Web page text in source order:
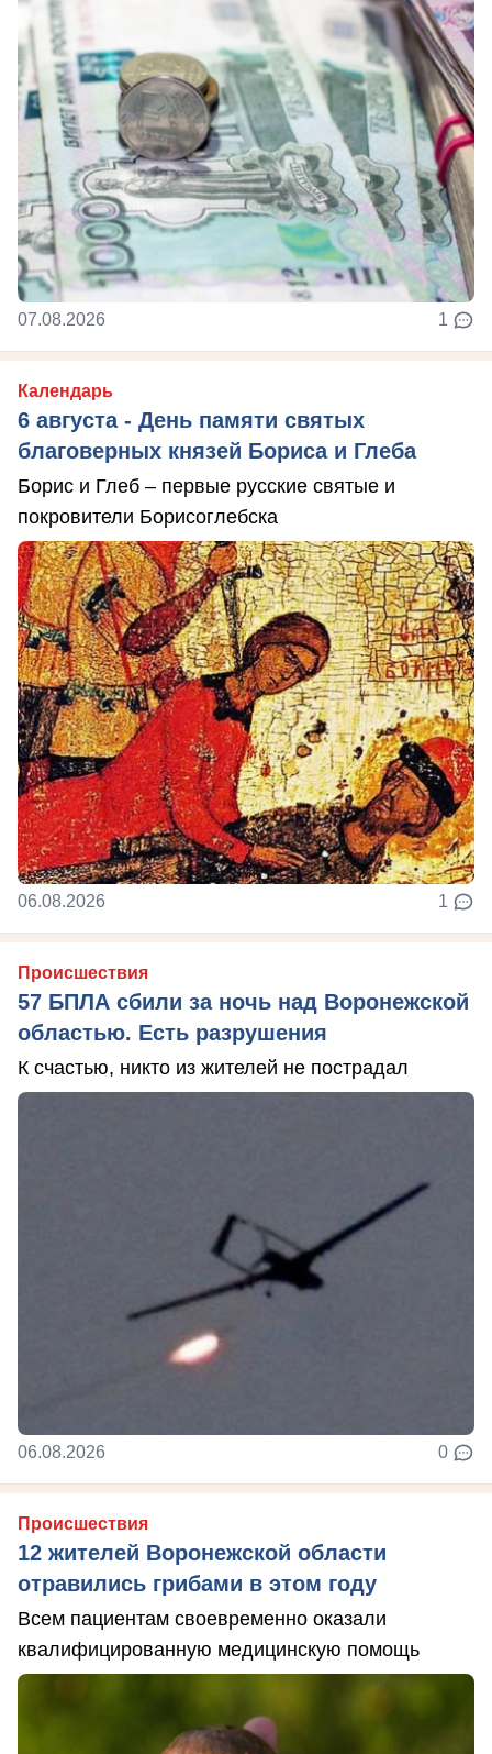
07.08.2026 1
Календарь
6 августа - День памяти святых
благоверных князей Бориса и Глеба
Борис и Глеб – первые русские святые и
покровители Борисоглебска
06.08.2026 1
Происшествия
57 БПЛА сбили за ночь над Воронежской
областью. Есть разрушения
К счастью, никто из жителей не пострадал
06.08.2026 0
Происшествия
12 жителей Воронежской области
отравились грибами в этом году
Всем пациентам своевременно оказали
квалифицированную медицинскую помощь